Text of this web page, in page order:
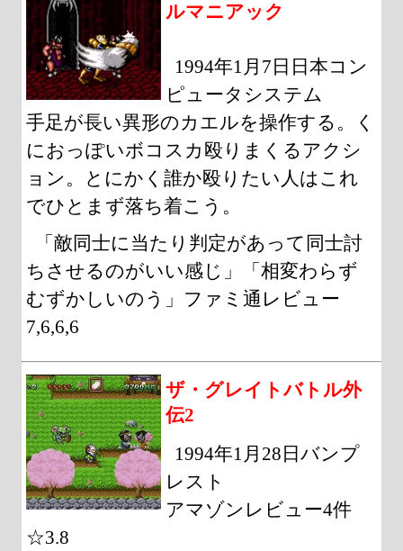
ルマニアック
1994年1月7日日本コン
ピュータシステム
手足が長い異形のカエルを操作する。く
におっぽいボコスカ殴りまくるアクシ
ョン。とにかく誰か殴りたい人はこれ
でひとまず落ち着こう。
「敵同士に当たり判定があって同士討
ちさせるのがいい感じ」「相変わらず
むずかしいのう」ファミ通レビュー
7,6,6,6
ザ・グレイトバトル外
伝2
1994年1月28日バンプ
レスト
アマゾンレビュー4件
☆3.8